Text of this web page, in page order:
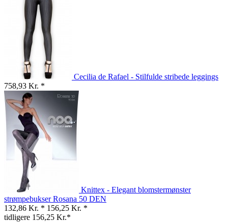
Cecilia de Rafael - Stilfulde stribede leggings
758,93 Kr. *
Knittex - Elegant blomstermønster
strømpebukser Rosana 50 DEN
132,86 Kr. * 156,25 Kr. *
tidligere 156,25 Kr.*